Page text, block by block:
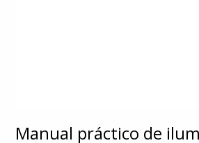
Manual práctico de